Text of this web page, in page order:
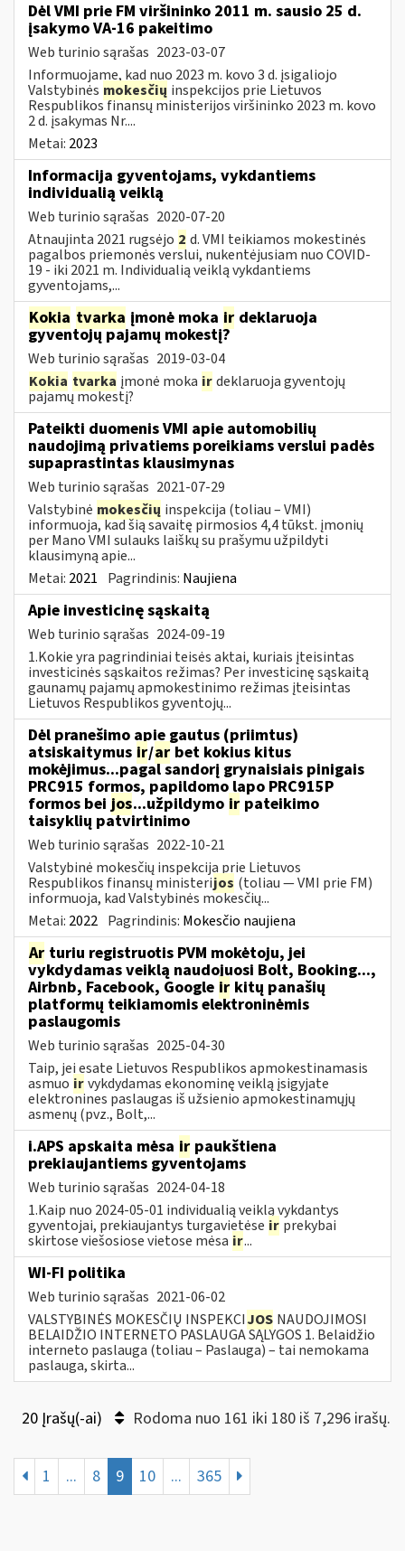
Dėl VMI prie FM viršininko 2011 m. sausio 25 d.
įsakymo VA-16 pakeitimo
Web turinio sąrašas 2023-03-07
Informuojame, kad nuo 2023 m. kovo 3 d. įsigaliojo
Valstybinės mokesčių inspekcijos prie Lietuvos
Respublikos finansų ministerijos viršininko 2023 m. kovo
2 d. įsakymas Nr....
Metai: 2023
Informacija gyventojams, vykdantiems
individualią veiklą
Web turinio sąrašas 2020-07-20
Atnaujinta 2021 rugsėjo 2 d. VMI teikiamos mokestinės
pagalbos priemonės verslui, nukentėjusiam nuo COVID-
19 - iki 2021 m. Individualią veiklą vykdantiems
gyventojams,...
Kokia tvarka įmonė moka ir deklaruoja
gyventojų pajamų mokestį?
Web turinio sąrašas 2019-03-04
Kokia tvarka įmonė moka irdeklaruoja gyventojų
pajamų mokestį?
Pateikti duomenis VMI apie automobilių
naudojimą privatiems poreikiams verslui padės
supaprastintas klausimynas
Web turinio sąrašas 2021-07-29
Valstybinė mokesčių inspekcija (toliau – VMI)
informuoja, kad šią savaitę pirmosios 4,4 tūkst. įmonių
per Mano VMI sulauks laiškų su prašymu užpildyti
klausimyną apie...
Metai: 2021 Pagrindinis: Naujiena
Apie investicinę sąskaitą
Web turinio sąrašas 2024-09-19
1.Kokie yra pagrindiniai teisės aktai, kuriais įteisintas
investicinės sąskaitos režimas? Per investicinę sąskaitą
gaunamų pajamų apmokestinimo režimas įteisintas
Lietuvos Respublikos gyventojų...
Dėl pranešimo apie gautus (priimtus)
atsiskaitymus ir/ar bet kokius kitus
mokėjimus...pagal sandorį grynaisiais pinigais
PRC915 formos, papildomo lapo PRC915P
formos bei jos...užpildymo ir pateikimo
taisyklių patvirtinimo
Web turinio sąrašas 2022-10-21
Valstybinė mokesčių inspekcija prie Lietuvos
Respublikos finansų ministerijos (toliau ― VMI prie FM)
informuoja, kad Valstybinės mokesčių...
Metai: 2022 Pagrindinis: Mokesčio naujiena
Ar turiu registruotis PVM mokėtoju, jei
vykdydamas veiklą naudojuosi Bolt, Booking...,
Airbnb, Facebook, Google ir kitų panašių
platformų teikiamomis elektroninėmis
paslaugomis
Web turinio sąrašas 2025-04-30
Taip, jei esate Lietuvos Respublikos apmokestinamasis
asmuo irvykdydamas ekonominę veiklą įsigyjate
elektronines paslaugas iš užsienio apmokestinamųjų
asmenų (pvz., Bolt,...
i.APS apskaita mėsa ir paukštiena
prekiaujantiems gyventojams
Web turinio sąrašas 2024-04-18
1.Kaip nuo 2024-05-01 individualią veiklą vykdantys
gyventojai, prekiaujantys turgavietėse ir prekybai
skirtose viešosiose vietose mėsa ir...
WI-FI politika
Web turinio sąrašas 2021-06-02
VALSTYBINĖS MOKESČIŲ INSPEKCIJOS NAUDOJIMOSI
BELAIDŽIO INTERNETO PASLAUGA SĄLYGOS 1. Belaidžio
interneto paslauga (toliau – Paslauga) – tai nemokama
paslauga, skirta...
20 Įrašų(-ai) Rodoma nuo 161 iki 180 iš 7,296 irašų.
1 ... 8 9 10 ... 365